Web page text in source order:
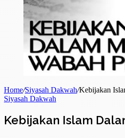
Home/Siyasah Dakwah/Kebijakan
Siyasah Dakwah
Kebijakan Islam